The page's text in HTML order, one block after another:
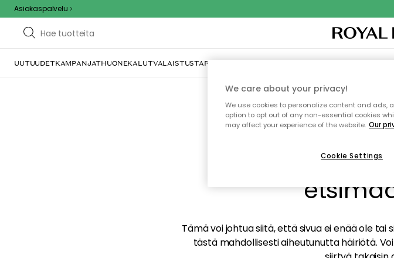
Asiakaspalvelu
UUTUUDETKAMPANJATHUONEKALUTVALAISTUSTARJOILU JA KATTAUSSISUSTUSTEKSTIILIT & MATOT
Emme
Tämä voi johtua siitä, että sivua ei enää ole
tästä mahdollisesti aiheutunutta häiriötä.
We care about your privacy!
We use cookies to personalize content and ads,
option to opt out of any non-essential cookies
may affect your experience of the website. Our
Cookie Settings